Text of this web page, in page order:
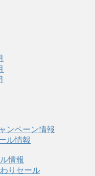
ンペーン情報
ル情報
情報
りセール